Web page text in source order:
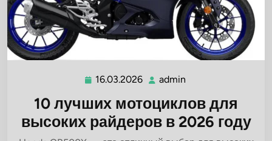
16.03.2026 16.03.2026
admin
10 лучших мотоциклов для
высоких райдеров в 2026 году